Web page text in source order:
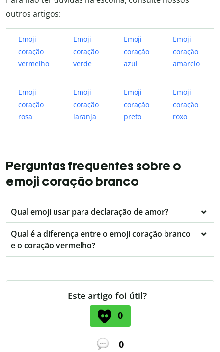
outros artigos:
Emoji
coração
vermelho
Emoji
coração
verde
Emoji
coração
azul
Emoji
coração
amarelo
Emoji
coração
rosa
Emoji
coração
laranja
Emoji
coração
preto
Emoji
coração
roxo
Perguntas frequentes sobre o
emoji coração branco
Qual emoji usar para declaração de amor?
Qual é a diferença entre o emoji coração branco
e o coração vermelho?
Este artigo foi útil?
0
0